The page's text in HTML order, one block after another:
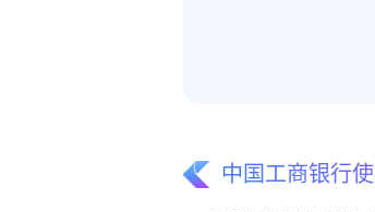
中国工商银行